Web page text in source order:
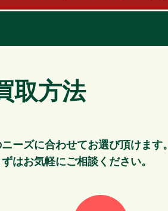
取方法
ーズに合わせてお選び頂けます。
はお気軽にご相談ください。